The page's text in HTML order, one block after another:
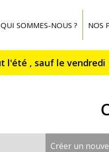
QUI SOMMES-NOUS ? NOS
Créer un